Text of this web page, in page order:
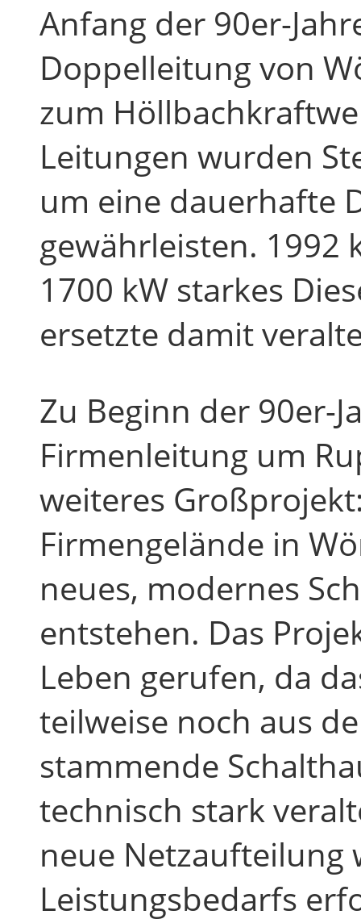
Anfang der 90er-
Doppelleitung von
zum
Leitungen wurden
um eine dauerhafte
gewährleisten. 1992
1700 kW starkes
ersetzte damit
Zu Beginn der 90er-
Firmenleitung um
weiteres
Firmengelände in
neues, modernes
entstehen. Das
Leben gerufen, da
teilweise noch aus
stammende
technisch stark
neue Netzaufteilung
Leistungsbedarfs